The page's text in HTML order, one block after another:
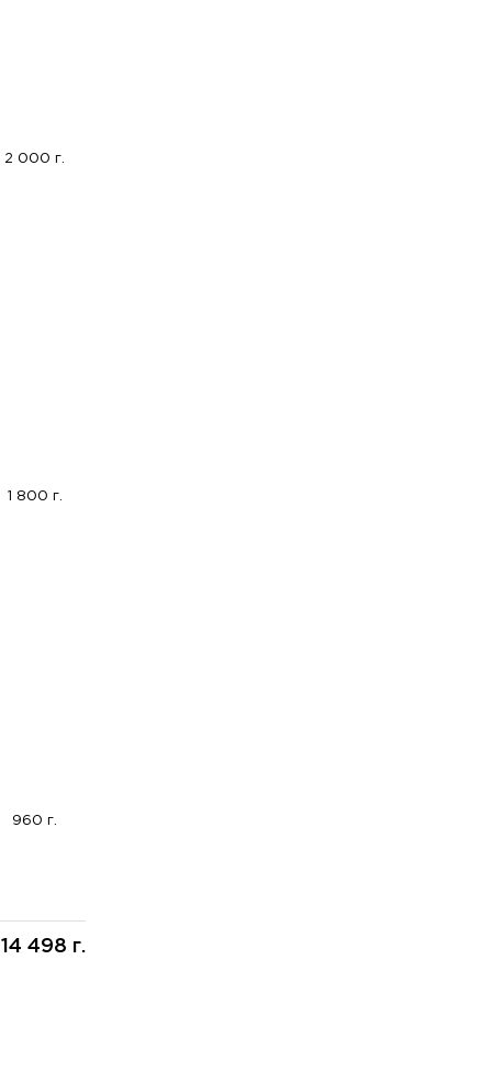
2 000 г.
1 800 г.
960 г.
14 498 г.